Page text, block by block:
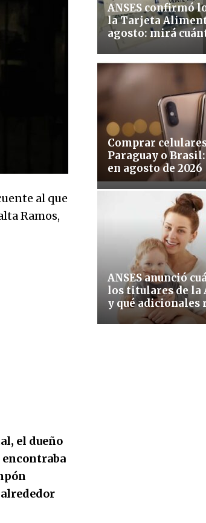
al que
Ramos,
el dueño
encontraba
ANSES confirmó
la Tarjeta
agosto: mirá
Comprar
Paraguay o
en agosto de 2026
ANSES anunció
los titulares de la
y qué adicionales